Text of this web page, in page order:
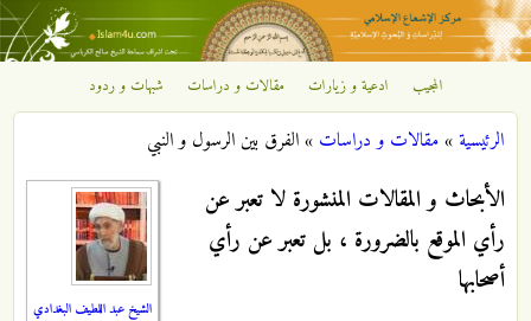
تجاوز إلى المحتوى الرئيسي
مركز
الإشعاع
الإسلامي
المجيب ادعية و زيارات مقالات و دراسات شبهات و ردود
أنت هنا
الرئيسية»مقالات و دراسات »الفرق بين الرسول و النبي
الشيخ عبد اللطيف البغدادي
الأبحاث و المقالات المنشورة لا تعبر عن
رأي الموقع بالضرورة ، بل تعبر عن رأي
أصحابها